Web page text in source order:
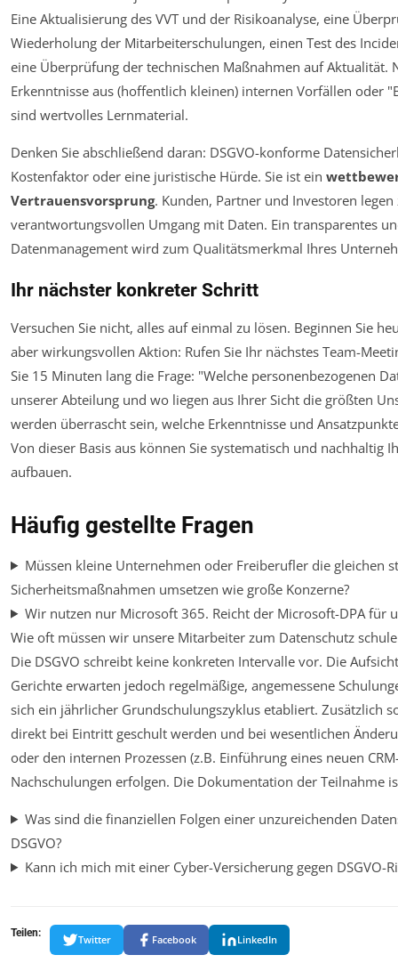
Eine Aktualisierung des VVT und der Risikoanalyse, eine
Wiederholung der Mitarbeiterschulungen, einen Test des
eine Überprüfung der technischen Maßnahmen auf Aktualität.
Erkenntnisse aus (hoffentlich kleinen) internen Vorfällen oder
sind wertvolles Lernmaterial.
Denken Sie abschließend daran: DSGVO-konforme
Kostenfaktor oder eine juristische Hürde. Sie ist ein
Vertrauensvorsprung. Kunden, Partner und Investoren
verantwortungsvollen Umgang mit Daten. Ein transparentes
Datenmanagement wird zum Qualitätsmerkmal Ihres
Ihr nächster konkreter Schritt
Versuchen Sie nicht, alles auf einmal zu lösen. Beginnen Sie
aber wirkungsvollen Aktion: Rufen Sie Ihr nächstes Team-
Sie 15 Minuten lang die Frage: "Welche personenbezogenen
unserer Abteilung und wo liegen aus Ihrer Sicht die größten
werden überrascht sein, welche Erkenntnisse und
Von dieser Basis aus können Sie systematisch und nachhaltig
aufbauen.
Häufig gestellte Fragen
Müssen kleine Unternehmen oder Freiberufler die gleichen
Sicherheitsmaßnahmen umsetzen wie große Konzerne?
Wir nutzen nur Microsoft 365. Reicht der Microsoft-DPA für
Wie oft müssen wir unsere Mitarbeiter zum Datenschutz
Die DSGVO schreibt keine konkreten Intervalle vor. Die
Gerichte erwarten jedoch regelmäßige, angemessene
sich ein jährlicher Grundschulungszyklus etabliert. Zusätzlich
direkt bei Eintritt geschult werden und bei wesentlichen
oder den internen Prozessen (z.B. Einführung eines neuen
Nachschulungen erfolgen. Die Dokumentation der Teilnahme
Was sind die finanziellen Folgen einer unzureichenden
DSGVO?
Kann ich mich mit einer Cyber-Versicherung gegen DSGVO-
Teilen:
Twitter Facebook LinkedIn